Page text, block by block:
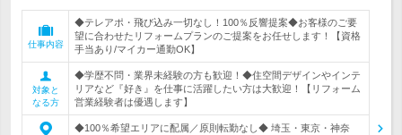
仕事内容
◆テレアポ・飛び込み一切なし！100％反響提案◆お客様のご要
望に合わせたリフォームプランのご提案をお任せします！【資格
手当あり/マイカー通勤OK】
対象と
なる方
◆学歴不問・業界未経験の方も歓迎！◆住空間デザインやインテ
リアなど『好き』を仕事に活躍したい方は大歓迎！【リフォーム
営業経験者は優遇します】
◆100％希望エリアに配属／原則転勤なし◆ 埼玉・東京・神奈